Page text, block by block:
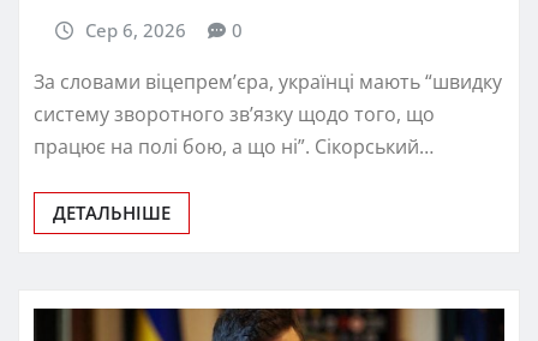
Сер 6, 2026 0
За словами віцепрем’єра, українці мають “швидку
систему зворотного зв’язку щодо того, що
працює на полі бою, а що ні”. Сікорський…
ДЕТАЛЬНІШЕ